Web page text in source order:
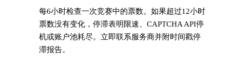
每6小时检查一次竞赛中的票数。如果超过12小时
票数没有变化，停滞表明限速、CAPTCHA API停
机或账户池耗尽。立即联系服务商并附时间戳停
滞报告。